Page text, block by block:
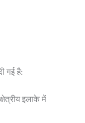
गई है:
इलाके में